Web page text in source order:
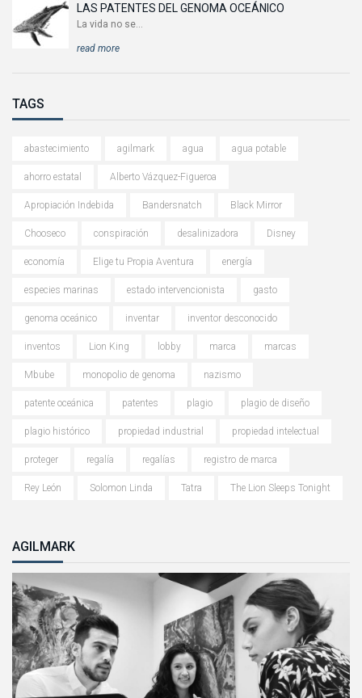
LAS PATENTES DEL GENOMA OCEÁNICO
La vida no se...
read more
TAGS
abastecimiento agilmark agua agua potable
ahorro estatal Alberto Vázquez-Figueroa
Apropiación Indebida Bandersnatch Black Mirror
Chooseco conspiración desalinizadora Disney
economía Elige tu Propia Aventura energía
especies marinas estado intervencionista gasto
genoma oceánico inventar inventor desconocido
inventos Lion King lobby marca marcas
Mbube monopolio de genoma nazismo
patente oceánica patentes plagio plagio de diseño
plagio histórico propiedad industrial propiedad intelectual
proteger regalía regalías registro de marca
Rey León Solomon Linda Tatra The Lion Sleeps Tonight
AGILMARK